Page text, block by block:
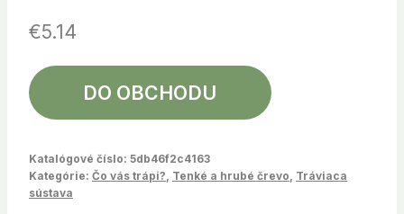
€5.14
DO OBCHODU
Katalógové číslo: 5db46f2c4163
Kategórie: Čo vás trápi? Tenké a hrubé črevo Tráviaca
sústava